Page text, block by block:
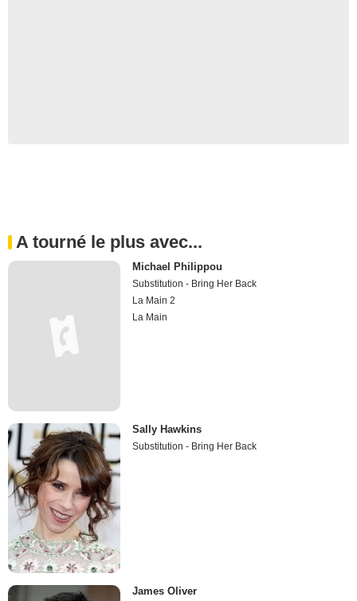
A tourné le plus avec...
Michael Philippou
Substitution - Bring Her Back
La Main 2
La Main
Sally Hawkins
Substitution - Bring Her Back
James Oliver